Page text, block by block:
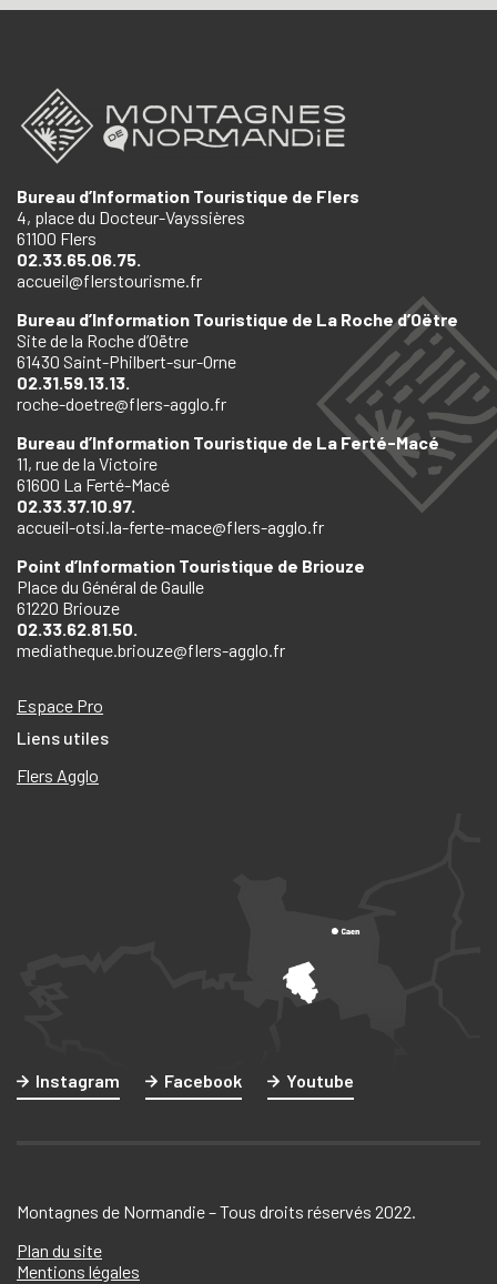
Bureau d’Information Touristique de Flers
4, place du Docteur-Vayssières
61100 Flers
02.33.65.06.75.
accueil@flerstourisme.fr
Bureau d’Information Touristique de La Roche d’Oëtre
Site de la Roche d’Oëtre
61430 Saint-Philbert-sur-Orne
02.31.59.13.13.
roche-doetre@flers-agglo.fr
Bureau d’Information Touristique de La Ferté-Macé
11, rue de la Victoire
61600 La Ferté-Macé
02.33.37.10.97.
accueil-otsi.la-ferte-mace@flers-agglo.fr
Point d’Information Touristique de Briouze
Place du Général de Gaulle
61220 Briouze
02.33.62.81.50.
mediatheque.briouze@flers-agglo.fr
Espace Pro
Liens utiles
Flers Agglo
Instagram Facebook Youtube
Montagnes de Normandie – Tous droits réservés 2022.
Plan du site
Mentions légales